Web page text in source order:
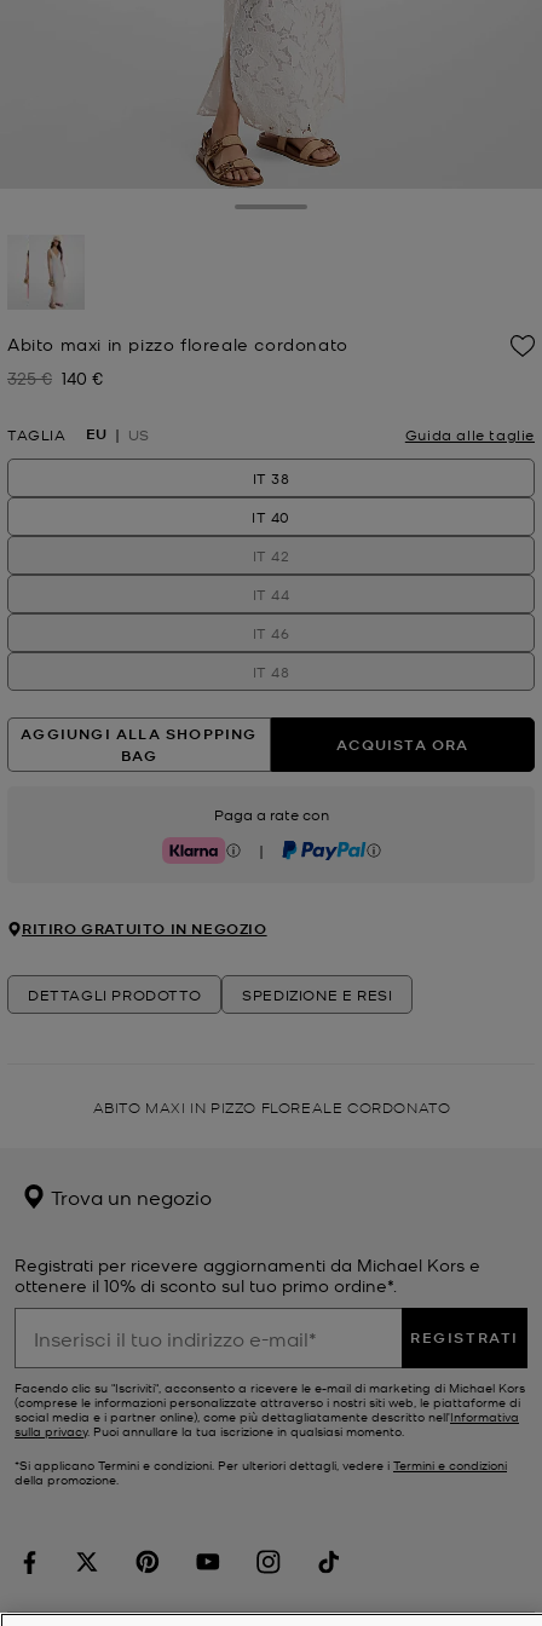
Abito maxi in pizzo floreale cordonato
Prezzo iniziale
325 € Prezzo attuale
140 €
TAGLIA EU US Guida alle taglie
IT 38
IT 40
IT 42
IT 44
IT 46
IT 48
AGGIUNGI ALLA SHOPPING
BAG
ACQUISTA ORA
Paga a rate con
Klarna | PayPal
RITIRO GRATUITO IN NEGOZIO
DETTAGLI PRODOTTO SPEDIZIONE E RESI
ABITO MAXI IN PIZZO FLOREALE CORDONATO
Trova un negozio
Registrati per ricevere aggiornamenti da Michael Kors e
ottenere il 10% di sconto sul tuo primo ordine*.
REGISTRATI
Facendo clic su "Iscriviti", acconsento a ricevere le e-mail di marketing di Michael Kors
(comprese le informazioni personalizzate attraverso i nostri siti web, le piattaforme di
social media e i partner online), come più dettagliatamente descritto nell’Informativa
sulla privacy. Puoi annullare la tua iscrizione in qualsiasi momento.
*Si applicano Termini e condizioni. Per ulteriori dettagli, vedere i Termini e condizioni
della promozione.